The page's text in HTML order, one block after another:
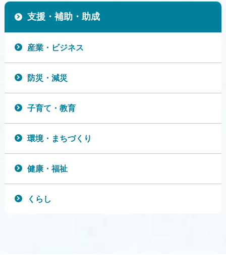
支援・補助・助成
産業・ビジネス
防災・減災
子育て・教育
環境・まちづくり
健康・福祉
くらし